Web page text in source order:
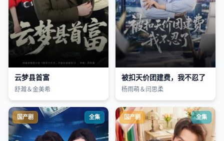
云梦县首富
舒瀚＆金美希
被扣天价团建费，我不忍了
杨雨萌＆闫思柔
国产剧 全集 国产剧 全集